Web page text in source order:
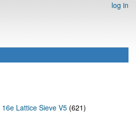
log in
16e Lattice Sieve V5 (621)